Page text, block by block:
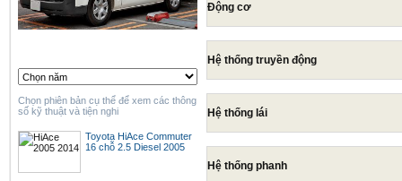
Chọn phiên bản cụ thể để xem các thông
số kỹ thuật và tiện nghi
Toyota HiAce Commuter
16 chỗ 2.5 Diesel 2005
Động cơ
Hệ thống truyền động
Hệ thống lái
Hệ thống phanh